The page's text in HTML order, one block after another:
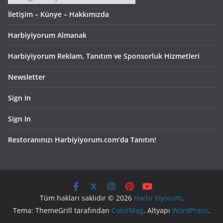
İletişim – Künye – Hakkımızda
Harbiyiyorum Almanak
Harbiyiyorum Reklam, Tanıtım ve Sponsorluk Hizmetleri
Newsletter
Sign In
Sign In
Restoranınızı Harbiyiyorum.com’da Tanıtın!
Tüm hakları saklıdır © 2026 Harbi Yiyorum.
Tema: ThemeGrill tarafından ColorMag. Altyapı WordPress.